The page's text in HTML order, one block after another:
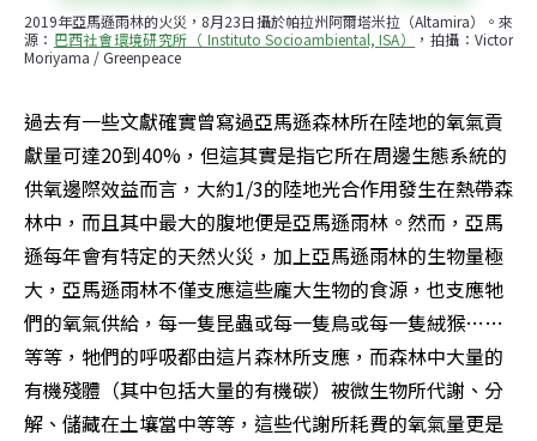
2019年亞馬遜雨林的火災，8月23日攝於帕拉州阿爾塔米拉（Altamira）。來
源： 巴西社會環境研究所（ Instituto Socioambiental, ISA）
，拍攝：Victor
Moriyama / Greenpeace
過去有一些文獻確實曾寫過亞馬遜森林所在陸地的氧氣貢
獻量可達20到40%，但這其實是指它所在周邊生態系統的
供氧邊際效益而言，大約1/3的陸地光合作用發生在熱帶森
林中，而且其中最大的腹地便是亞馬遜雨林。然而，亞馬
遜每年會有特定的天然火災，加上亞馬遜雨林的生物量極
大，亞馬遜雨林不僅支應這些龐大生物的食源，也支應牠
們的氧氣供給，每一隻昆蟲或每一隻鳥或每一隻絨猴……
等等，牠們的呼吸都由這片森林所支應，而森林中大量的
有機殘體（其中包括大量的有機碳）被微生物所代謝、分
解、儲藏在土壤當中等等，這些代謝所耗費的氧氣量更是